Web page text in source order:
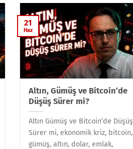
Altın, Gümüş ve Bitcoin’de
Düşüş Sürer mi?
Altın Gümüş ve Bitcoin’de Düşüş
Sürer mi, ekonomik kriz, bitcoin,
gümüş, altın, dolar, emlak,
21
Haz